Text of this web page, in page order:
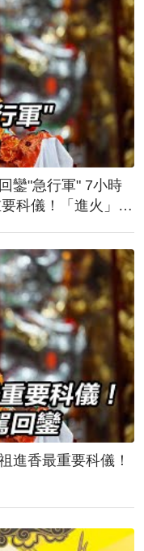
鑾"急行軍" 7小時
科儀！「進火」儀
進香最重要科儀！